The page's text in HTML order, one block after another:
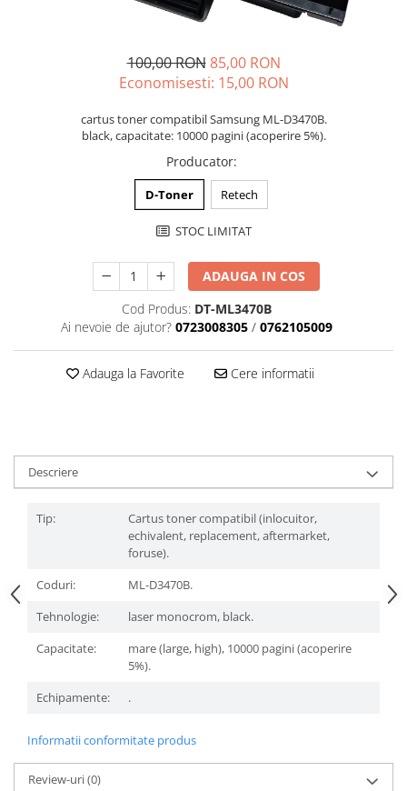
100,00 RON 85,00 RON
Economisesti: 15,00 RON
cartus toner compatibil Samsung ML-D3470B.
black, capacitate: 10000 pagini (acoperire 5%).
Producator:
D-Toner Retech
STOC LIMITAT
ADAUGA IN COS
Cod Produs: DT-ML3470B
Ai nevoie de ajutor? 0723008305 / 0762105009
Adauga la Favorite Cere informatii
Descriere
Tip:
Cartus toner compatibil (inlocuitor,
echivalent, replacement, aftermarket,
foruse).
Coduri:
ML-D3470B.
Tehnologie:
laser monocrom, black.
Capacitate:
mare (large, high), 10000 pagini (acoperire
5%).
Echipamente:
.
Informatii conformitate produs
Review-uri(0)